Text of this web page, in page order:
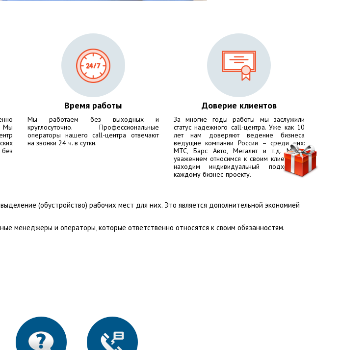
Мы
Время работы
Мы работаем без выходных и
круглосуточно. Профессиональные
операторы нашего call-центра отвечают
на звонки 24 ч. в сутки.
Доверие клиентов
За многие годы работы мы заслужили
статус надежного call-центра. Уже как 10
лет нам доверяют ведение бизнеса
ведущие компании России – среди них:
МТС, Барс Авто, Мегалити т.д. Мы с
уважением относимся к своим клиентам и
находим индивидуальный подход к
каждому бизнес-проекту.
(обустройство) рабочих мест для них. Это является дополнительной экономией
менеджеры и операторы, которые ответственно относятся к своим обязанностям.